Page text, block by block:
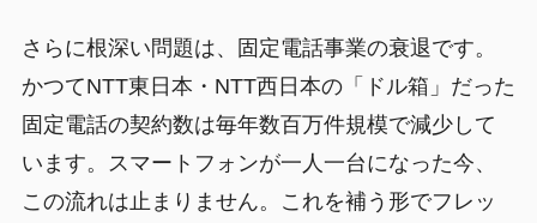
さらに根深い問題は、固定電話事業の衰退です。
かつてNTT東日本・NTT西日本の「ドル箱」だった
固定電話の契約数は毎年数百万件規模で減少して
います。スマートフォンが一人一台になった今、
この流れは止まりません。これを補う形でフレッ